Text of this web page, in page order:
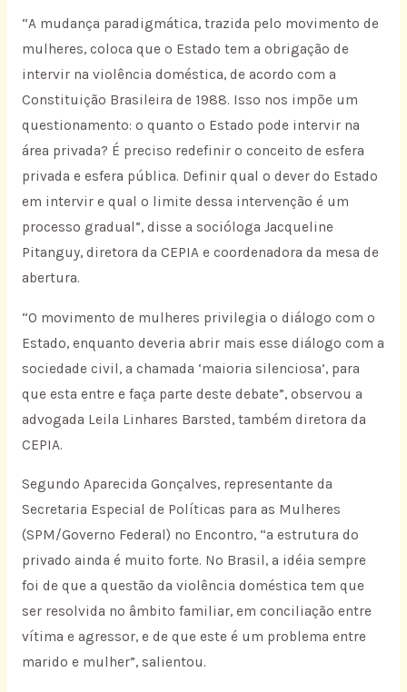
“A mudança paradigmática, trazida pelo movimento de
mulheres, coloca que o Estado tem a obrigação de
intervir na violência doméstica, de acordo com a
Constituição Brasileira de 1988. Isso nos impõe um
questionamento: o quanto o Estado pode intervir na
área privada? É preciso redefinir o conceito de esfera
privada e esfera pública. Definir qual o dever do Estado
em intervir e qual o limite dessa intervenção é um
processo gradual”, disse a socióloga Jacqueline
Pitanguy, diretora da CEPIA e coordenadora da mesa de
abertura.
“O movimento de mulheres privilegia o diálogo com o
Estado, enquanto deveria abrir mais esse diálogo com a
sociedade civil, a chamada ‘maioria silenciosa’, para
que esta entre e faça parte deste debate”, observou a
advogada Leila Linhares Barsted, também diretora da
CEPIA.
Segundo Aparecida Gonçalves, representante da
Secretaria Especial de Políticas para as Mulheres
(SPM/Governo Federal) no Encontro, “a estrutura do
privado ainda é muito forte. No Brasil, a idéia sempre
foi de que a questão da violência doméstica tem que
ser resolvida no âmbito familiar, em conciliação entre
vítima e agressor, e de que este é um problema entre
marido e mulher”, salientou.